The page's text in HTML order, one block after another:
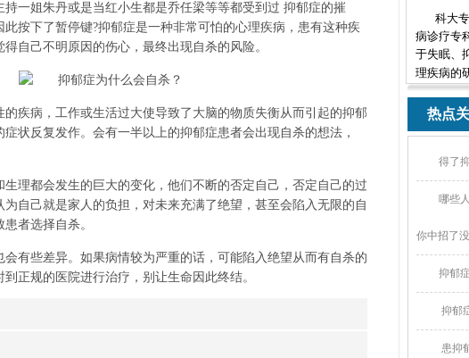
一姐朱丹或是当红小生都是乔任梁等等都受到过 抑郁症的摧
按下了暂停键?抑郁症是一种非常可怕的心理疾病，患有这种疾
自己不明原因的伤心，最终出现自杀的风险。
疾病，工作或生活过大使导致了大脑的物质失衡从而引起的抑郁
状反复发作。会有一半以上的抑郁症患者会出现自杀的想法，
理都会发生的巨大的变化，他们不断的否定自己，否定自己的过
自己就是家人的负担，对未来充满了绝望，甚至会陷入无限的自
者选择自杀。
有些差异。如果病情较为严重的话，可能陷入绝望从而有自杀的
正规的医院进行治疗，别让生命因此终结。
科大
病诊疗专
于失眠、
理疾病的
热点
得了
哪些
你中招了没
抑郁
抑郁
患抑